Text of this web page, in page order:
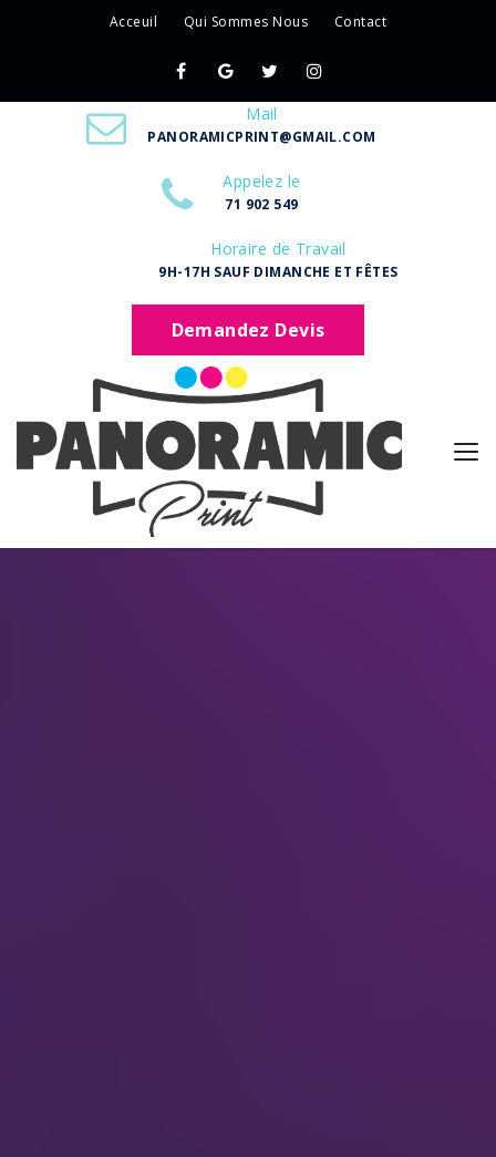
Acceuil Qui Sommes Nous Contact
Mail
PANORAMICPRINT@GMAIL.COM
Appelez le
71 902 549
Horaire de Travail
9H-17H SAUF DIMANCHE ET FÊTES
Demandez Devis